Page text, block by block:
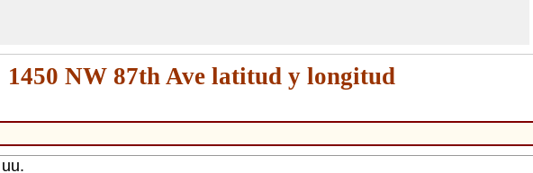
1450 NW 87th Ave latitud y longitud